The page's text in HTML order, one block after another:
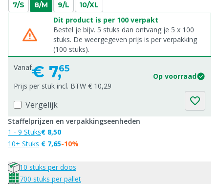
7/S 8/M 9/L 10/XL
Dit product is per 100 verpakt
Bestel je bijv. 5 stuks dan ontvang je 5 x 100
stuks. De weergegeven prijs is per verpakking
(100 stuks).
Vanaf€ 7,65
Op voorraad
Prijs per stuk incl. BTW € 10,29
Vergelijk
Staffelprijzen en verpakkingseenheden
1 - 9 Stuks
10+ Stuks
€ 8,50
€ 7,65-10%
10 stuks per doos
700 stuks per pallet